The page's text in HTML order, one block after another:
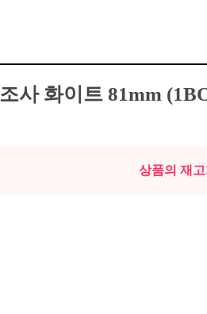
조사 화이트 81mm
상품의 재